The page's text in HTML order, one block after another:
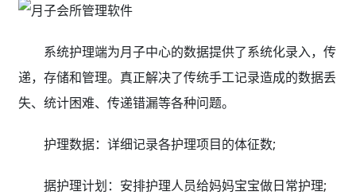
系统护理端为月子中心的数据提供了系统化录入，传
递，存储和管理。真正解决了传统手工记录造成的数据丢
失、统计困难、传递错漏等各种问题。
护理数据：详细记录各护理项目的体征数;
据护理计划：安排护理人员给妈妈宝宝做日常护理;